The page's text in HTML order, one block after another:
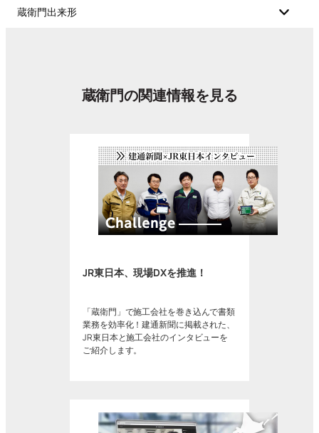
蔵衛門出来形
蔵衛門の関連情報を見る
JR東日本、現場DXを推進！
「蔵衛門」で施工会社を巻き込んで書類
業務を効率化！建通新聞に掲載された、
JR東日本と施工会社のインタビューを
ご紹介します。